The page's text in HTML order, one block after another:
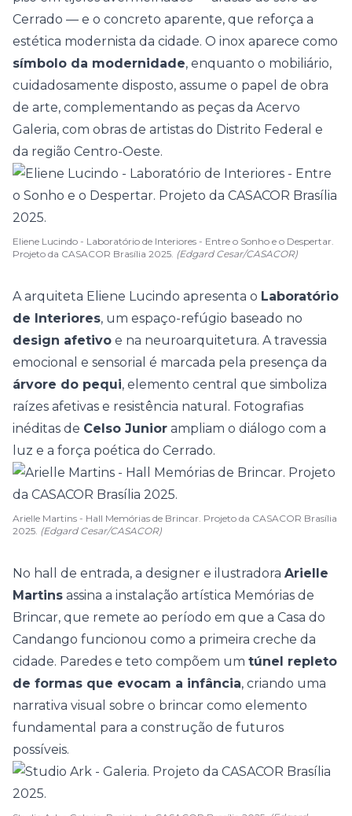
Cerrado — e o concreto aparente, que reforça a
estética modernista da cidade. O inox aparece como
símbolo da modernidade, enquanto o mobiliário,
cuidadosamente disposto, assume o papel de obra
de arte, complementando as peças da Acervo
Galeria, com obras de artistas do Distrito Federal e
da região Centro-Oeste.
Eliene Lucindo - Laboratório de Interiores - Entre o Sonho e o Despertar.
Projeto da CASACOR Brasília 2025. (Edgard Cesar/CASACOR)
A arquiteta Eliene Lucindo apresenta o Laboratório
de Interiores, um espaço-refúgio baseado no
design afetivo e na neuroarquitetura. A travessia
emocional e sensorial é marcada pela presença da
árvore do pequi, elemento central que simboliza
raízes afetivas e resistência natural. Fotografias
inéditas de Celso Junior ampliam o diálogo com a
luz e a força poética do Cerrado.
Arielle Martins - Hall Memórias de Brincar. Projeto da CASACOR Brasília
2025. (Edgard Cesar/CASACOR)
No hall de entrada, a designer e ilustradora Arielle
Martins assina a instalação artística Memórias de
Brincar, que remete ao período em que a Casa do
Candango funcionou como a primeira creche da
cidade. Paredes e teto compõem um túnel repleto
de formas que evocam a infância, criando uma
narrativa visual sobre o brincar como elemento
fundamental para a construção de futuros
possíveis.